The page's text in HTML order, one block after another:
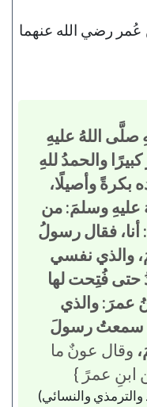
عُمر رضي الله عنهما
صلَّى اللهُ عليهِ
والحمدُ للهِ
بكرةً وأصيلًا،
عليهِ وسلمَ: من
أنا، فقال رسولُ
والذي نفسي
حتى فُتِحت لها
عمرَ: والذي
سمعتُ رسولَ
وقال عونٌ ما
ابنِ عمرً }
والنسائي)